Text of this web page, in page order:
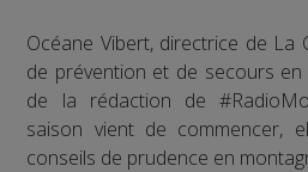
Océane Vibert, directrice de La
de prévention et de secours en
de la rédaction de
saison vient de commencer,
conseils de prudence en